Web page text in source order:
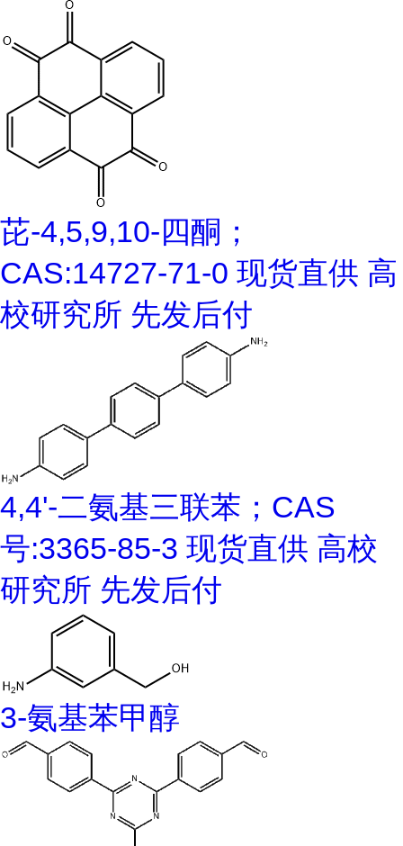
芘-4,5,9,10-四酮；
CAS:14727-71-0 现货直供 高
校研究所 先发后付
4,4'-二氨基三联苯；CAS
号:3365-85-3 现货直供 高校
研究所 先发后付
3-氨基苯甲醇